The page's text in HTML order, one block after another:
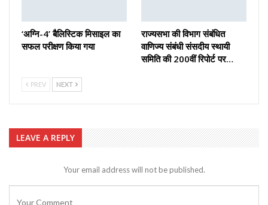
‘अग्नि-4’ बैलिस्टिक मिसाइल का
सफल परीक्षण किया गया
राज्यसभा की विभाग संबंधित
वाणिज्य संबंधी संसदीय स्थायी
समिति की 200वीं रिपोर्ट पर…
PREV NEXT
LEAVE A REPLY
Your email address will not be published.